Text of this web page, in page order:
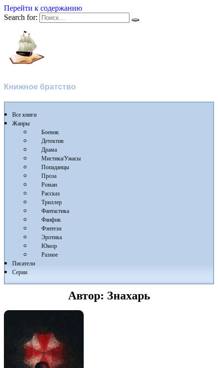
Перейти к содержанию
Search for:
Книжное братство
Все книги
Жанры
Боевик
Детектив
Драма
Мистика/Ужасы
Попаданцы
Проза
Роман
Рассказ
Триллер
Фантастика
Фанфик
Фэнтези
Эротика
Юмор
Разное
Писатели
Серии
Автор: Знахарь